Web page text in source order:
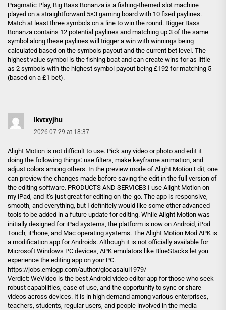
Pragmatic Play, Big Bass Bonanza is a fishing-themed slot machine
played on a straightforward 5×3 gaming board with 10 fixed paylines.
Match at least three symbols on a line to win the round. Bigger Bass
Bonanza contains 12 potential paylines and matching up 3 of the same
symbol along these paylines will trigger a win with winnings being
calculated based on the symbols payout and the current bet level. The
highest value symbol is the fishing boat and can create wins for as little
as 2 symbols with the highest symbol payout being £192 for matching 5
(based on a £1 bet).
lkvtxyjhu
2026-07-29 at 18:37
Alight Motion is not difficult to use. Pick any video or photo and edit it
doing the following things: use filters, make keyframe animation, and
adjust colors among others. In the preview mode of Alight Motion Edit, one
can preview the changes made before saving the edit in the full version of
the editing software. PRODUCTS AND SERVICES I use Alight Motion on
my iPad, and it’s just great for editing on-the-go. The app is responsive,
smooth, and everything, but I definitely would like some other advanced
tools to be added in a future update for editing. While Alight Motion was
initially designed for iPad systems, the platform is now on Android, iPod
Touch, iPhone, and Mac operating systems. The Alight Motion Mod APK is
a modification app for Androids. Although it is not officially available for
Microsoft Windows PC devices, APK emulators like BlueStacks let you
experience the editing app on your PC.
https://jobs.emiogp.com/author/glocasalul1979/
Verdict: WeVideo is the best Android video editor app for those who seek
robust capabilities, ease of use, and the opportunity to sync or share
videos across devices. It is in high demand among various enterprises,
teachers, students, regular users, and people involved in the media